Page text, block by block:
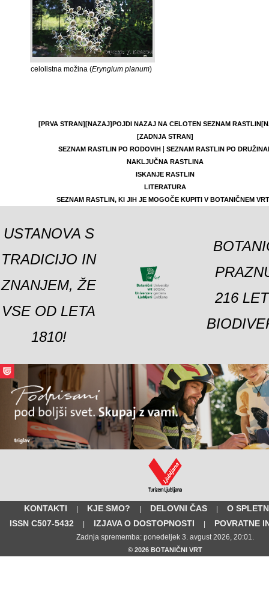
celolistna možina (Eryngium planum)
[PRVA STRAN][NAZAJ]POJDI NAZAJ NA CELOTEN SEZNAM RASTLIN
[ZADNJA STRAN]
SEZNAM RASTLIN PO RODOVIH|
SEZNAM RASTLIN PO
NAKLJUČNA RASTLINA
ISKANJE RASTLIN
LITERATURA
SEZNAM RASTLIN, KI JIH JE MOGOČE KUPITI V BOTANIČNEM
USTANOVA S
TRADICIJO IN
ZNANJEM, ŽE
VSE OD LETA
1810!
216
KONTAKTI | KJE SMO? | DELOVNI ČAS |
O
ISSN C507-5432
| IZJAVA O DOSTOPNOSTI | POVRATNE
Zadnja sprememba: ponedeljek 3. avgust 2026, 20:01.
© 2026 BOTANIČNI VRT